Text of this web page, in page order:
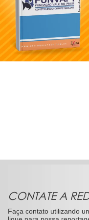
CONTATE A
Faça contato utilizando